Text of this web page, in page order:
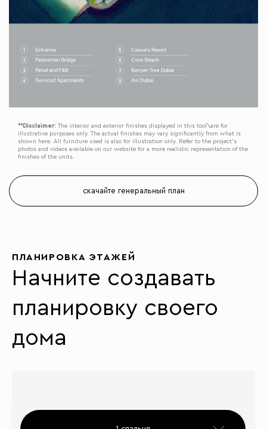
**Disclaimer: The interior and exterior finishes displayed in this tool\are for
illustrative purposes only. The actual finishes may vary significantly from what is
shown here. All furniture used is also for illustration only. Refer to the project’s
photos and videos available on our website for a more realistic representation of the
finishes of the units.
скачайте генеральный план
ПЛАНИРОВКА ЭТАЖЕЙ
Начните создавать
планировку своего
дома